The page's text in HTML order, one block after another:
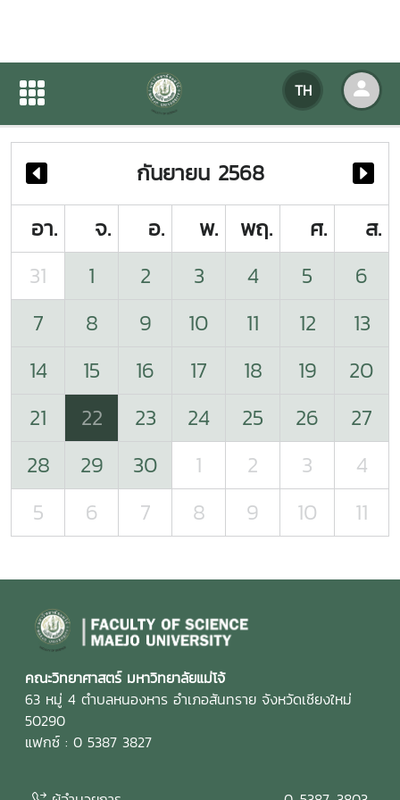
TH
ปฏิทินกิจกรรมของหน่วยงาน
ปฏิทินกิจกรรมของหน่วยงาน
กันยายน 2568
อา.
จ. อ. พ. พฤ. ศ.
ส.
31
1 2 3 4 5
6
7
8 9 10 11 12
13
14
15 16 17 18 19
20
21
22 23 24 25 26
27
28
29 30 1 2 3
4
5
6 7 8 9 10 11
คณะวิทยาศาสตร์ มหาวิทยาลัยแม่โจ้
63 หมู่ 4 ตำบลหนองหาร อำเภอสันทราย จังหวัดเชียงใหม่
50290
แฟกซ์ : 0 5387 3827